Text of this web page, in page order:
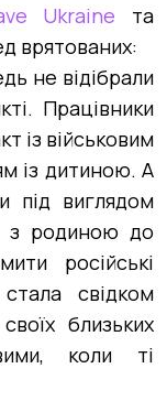
Ukraine та
врятованих:
не відібрали
Працівники
із військовим
із дитиною. А
під виглядом
з родиною до
російські
свідком
близьких
коли ті